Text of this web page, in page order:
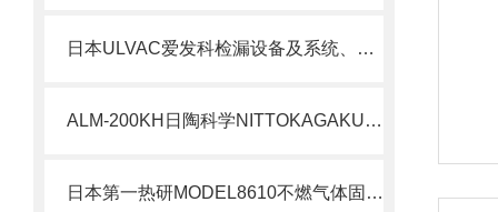
日本ULVAC爱发科检漏设备及系统、气体回收系统用YM-VS-2401A罗茨泵机组
ALM-200KH日陶科学NITTOKAGAKU配备变速数字定时器小型电炉工作原理
日本第一热研MODEL8610不燃气体固定混合比无分析仪气体混合器